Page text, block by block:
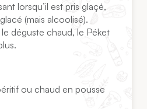
lorsqu’il est pris glaçé,
(mais alcoolisé).
déguste chaud, le Péket
ou chaud en pousse